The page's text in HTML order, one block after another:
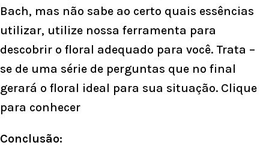
Bach, mas não sabe ao certo quais essências
utilizar, utilize nossa ferramenta para
descobrir o floral adequado para você. Trata –
se de uma série de perguntas que no final
gerará o floral ideal para sua situação. Clique
para conhecer
Conclusão: